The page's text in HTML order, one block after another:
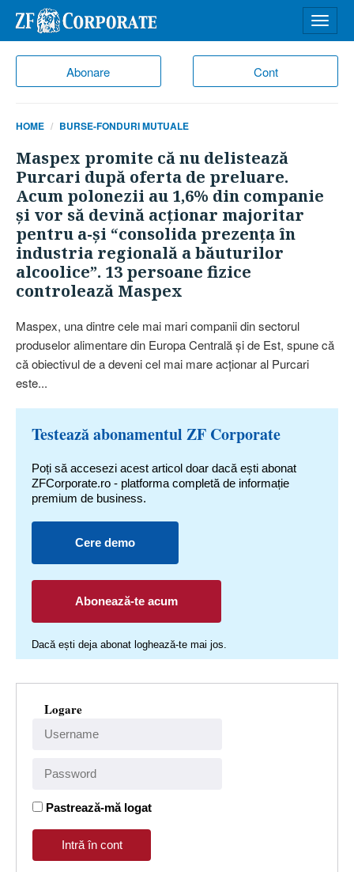
Abonare Cont
meniu
HOME BURSE-FONDURI MUTUALE
Maspex promite că nu delistează
Purcari după oferta de preluare.
Acum polonezii au 1,6% din companie
şi vor să devină acţionar majoritar
pentru a-şi “consolida prezenţa în
industria regională a băuturilor
alcoolice”. 13 persoane fizice
controlează Maspex
Maspex, una dintre cele mai mari companii din sectorul
produselor alimentare din Europa Centrală şi de Est, spune că
că obiectivul de a deveni cel mai mare acţionar al Purcari
este...
Testează abonamentul ZF Corporate
Poți să accesezi acest articol doar dacă ești abonat
ZFCorporate.ro - platforma completă de informație
premium de business.
Cere demo
Abonează-te acum
Dacă ești deja abonat loghează-te mai jos.
Logare
Pastrează-mă logat